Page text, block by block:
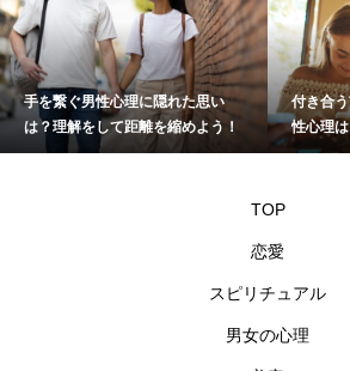
手を繋ぐ男性心理に隠れた思い
は？理解をして距離を縮めよう！
付き合
性心理
て
TOP
恋愛
スピリチュアル
男女の心理